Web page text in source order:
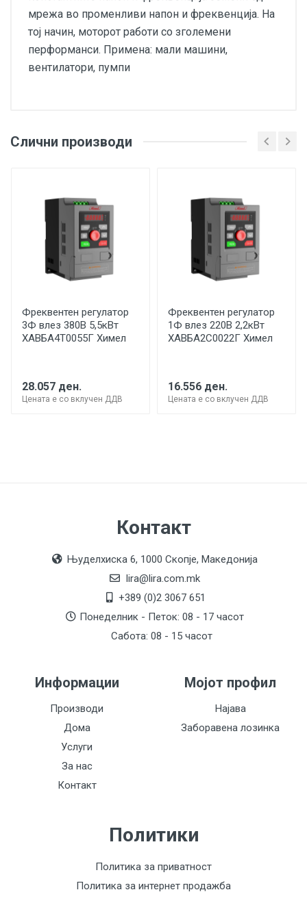
мрежа во променливи напон и фреквенција. На
тој начин, моторот работи со зголемени
перформанси. Примена: мали машини,
вентилатори, пумпи
Слични производи
Фреквентен регулатор
3Ф влез 380В 5,5кВт
ХАВБА4Т0055Г Химел
28.057 ден.
Цената е со вклучен ДДВ
Фреквентен регулатор
1Ф влез 220В 2,2кВт
ХАВБА2С0022Г Химел
16.556 ден.
Цената е со вклучен ДДВ
Контакт
Њуделхиска 6, 1000 Скопје, Македонија
lira@lira.com.mk
+389 (0)2 3067 651
Понеделник - Петок: 08 - 17 часот
Сабота: 08 - 15 часот
Информации
Производи
Дома
Услуги
За нас
Контакт
Мојот профил
Најава
Заборавена лозинка
Политики
Политика за приватност
Политика за интернет продажба